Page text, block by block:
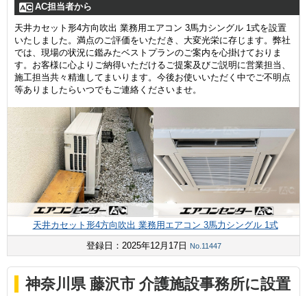
AC担当者から
天井カセット形4方向吹出 業務用エアコン 3馬力シングル 1式を設置
いたしました。満点のご評価をいただき、大変光栄に存じます。弊社
では、現場の状況に鑑みたベストプランのご案内を心掛けておりま
す。お客様に心よりご納得いただけるご提案及びご説明に営業担当、
施工担当共々精進してまいります。今後お使いいただく中でご不明点
等ありましたらいつでもご連絡くださいませ。
天井カセット形4方向吹出 業務用エアコン 3馬力シングル 1式
登録日：2025年12月17日
No.11447
神奈川県 藤沢市 介護施設事務所に設置